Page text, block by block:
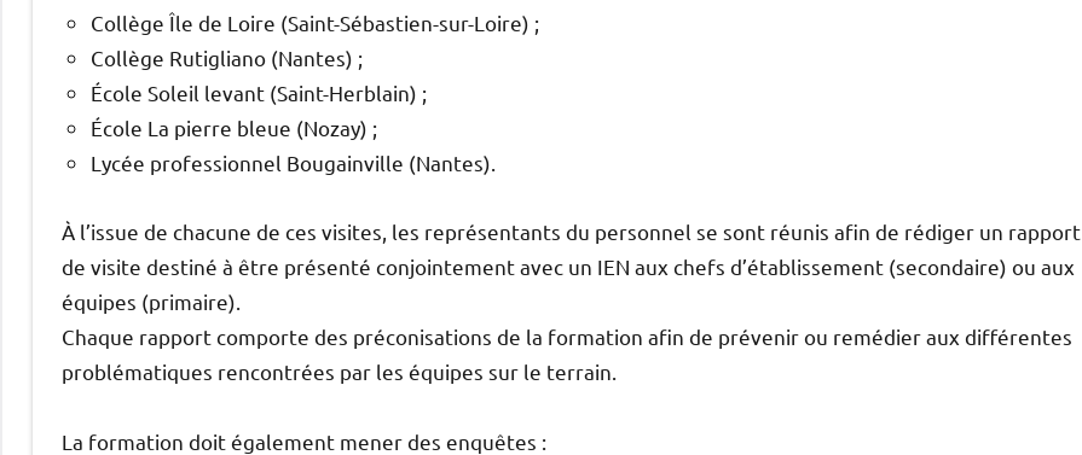
Collège Île de Loire (Saint-Sébastien-sur-Loire) ;
Collège Rutigliano (Nantes) ;
École Soleil levant (Saint-Herblain) ;
École La pierre bleue (Nozay) ;
Lycée professionnel Bougainville (Nantes).
À l’issue de chacune de ces visites, les représentants du personnel se sont réunis afin de rédiger un rapport
de visite destiné à être présenté conjointement avec un IEN aux chefs d’établissement (secondaire) ou aux
équipes (primaire).
Chaque rapport comporte des préconisations de la formation afin de prévenir ou remédier aux différentes
problématiques rencontrées par les équipes sur le terrain.
La formation doit également mener des enquêtes :